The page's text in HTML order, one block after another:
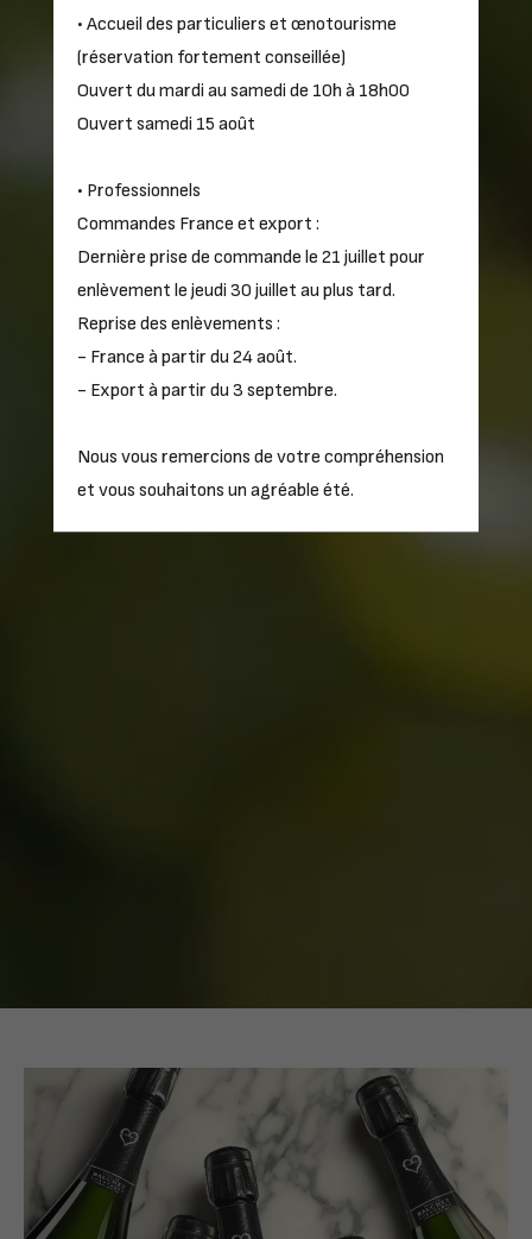
• Accueil des particuliers et œnotourisme
(réservation fortement conseillée)
Ouvert du mardi au samedi de 10h à 18h00
Ouvert samedi 15 août
• Professionnels
Commandes France et export :
Dernière prise de commande le 21 juillet pour
enlèvement le jeudi 30 juillet au plus tard.
Reprise des enlèvements :
- France à partir du 24 août.
- Export à partir du 3 septembre.
Nous vous remercions de votre compréhension
et vous souhaitons un agréable été.